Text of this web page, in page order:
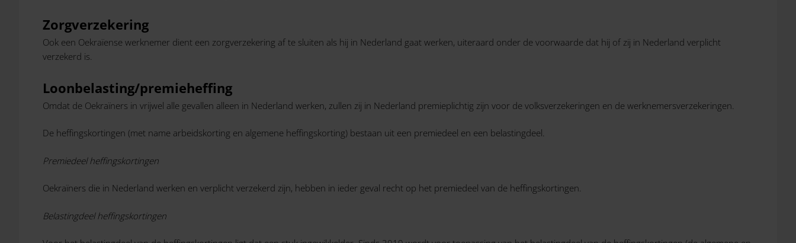
Zorgverzekering
Ook een Oekraïense werknemer dient een zorgverzekering af te sluiten als hij in Nederland gaat werken, uiteraard onder de voorwaarde dat hij of zij in Nederland verplicht
verzekerd is.
Loonbelasting/premieheffing
Omdat de Oekraïners in vrijwel alle gevallen alleen in Nederland werken, zullen zij in Nederland premieplichtig zijn voor de volksverzekeringen en de werknemersverzekeringen.
De heffingskortingen (met name arbeidskorting en algemene heffingskorting) bestaan uit een premiedeel en een belastingdeel.
Premiedeel heffingskortingen
Oekraïners die in Nederland werken en verplicht verzekerd zijn, hebben in ieder geval recht op het premiedeel van de heffingskortingen.
Belastingdeel heffingskortingen